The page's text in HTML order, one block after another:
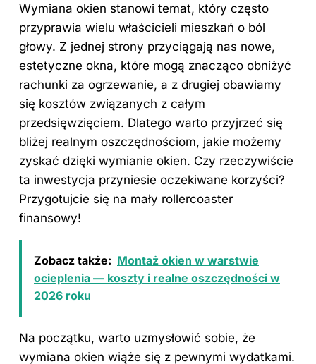
Wymiana okien stanowi temat, który często
przyprawia wielu właścicieli mieszkań o ból
głowy. Z jednej strony przyciągają nas nowe,
estetyczne okna, które mogą znacząco obniżyć
rachunki za ogrzewanie, a z drugiej obawiamy
się kosztów związanych z całym
przedsięwzięciem. Dlatego warto przyjrzeć się
bliżej realnym oszczędnościom, jakie możemy
zyskać dzięki wymianie okien. Czy rzeczywiście
ta inwestycja przyniesie oczekiwane korzyści?
Przygotujcie się na mały rollercoaster
finansowy!
Zobacz także: Montaż okien w warstwie
ocieplenia — koszty i realne oszczędności w
2026 roku
Na początku, warto uzmysłowić sobie, że
wymiana okien wiąże się z pewnymi wydatkami.